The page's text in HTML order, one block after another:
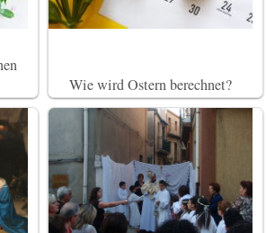
Wie wird Ostern berechnet?